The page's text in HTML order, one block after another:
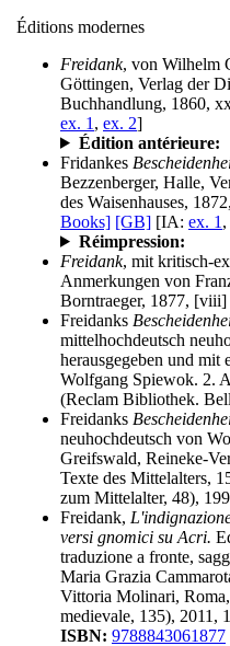
Éditions modernes
Freidank, von Wilhelm
Göttingen, Verlag der
Buchhandlung, 1860,
ex. 1 , ex. 2]
Édition antérieure:
Fridankes
Bezzenberger, Halle,
des Waisenhauses,
Books] [GB] [IA: ex. 1 ,
Réimpression:
Freidank, mit kritisch-
Anmerkungen von
Borntraeger, 1877, [viii]
Freidanks
mittelhochdeutsch
herausgegeben und mit
Wolfgang Spiewok. 2.
(Reclam Bibliothek.
Freidanks
neuhochdeutsch von
Greifswald, Reineke-
Texte des Mittelalters,
zum Mittelalter, 48),
Freidank,
versi gnomici su Acri.
traduzione a fronte,
Maria Grazia
Vittoria Molinari,
medievale, 135), 2011,
ISBN: 9788843061877